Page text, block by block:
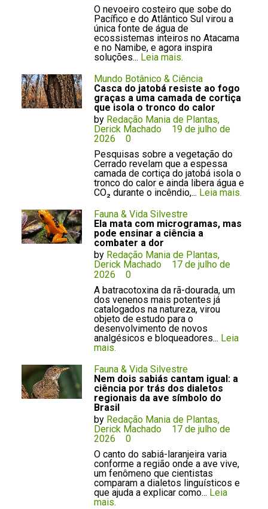
O nevoeiro costeiro que sobe do
Pacífico e do Atlântico Sul virou a
única fonte de água de
ecossistemas inteiros no Atacama
e no Namibe, e agora inspira
soluções... Leia mais.
Mundo Botânico & Ciência
Casca do jatobá resiste ao fogo
graças a uma camada de cortiça
que isola o tronco do calor
by Redação Mania de Plantas,
Derick Machado
19 de julho de
2026
0
Pesquisas sobre a vegetação do
Cerrado revelam que a espessa
camada de cortiça do jatobá isola o
tronco do calor e ainda libera água e
CO₂ durante o incêndio,... Leia mais.
Fauna & Vida Silvestre
Ela mata com microgramas, mas
pode ensinar a ciência a
combater a dor
by Redação Mania de Plantas,
Derick Machado
17 de julho de
2026
0
A batracotoxina da rã-dourada, um
dos venenos mais potentes já
catalogados na natureza, virou
objeto de estudo para o
desenvolvimento de novos
analgésicos e bloqueadores... Leia
mais.
Fauna & Vida Silvestre
Nem dois sabiás cantam igual: a
ciência por trás dos dialetos
regionais da ave símbolo do
Brasil
by Redação Mania de Plantas,
Derick Machado
17 de julho de
2026
0
O canto do sabiá-laranjeira varia
conforme a região onde a ave vive,
um fenômeno que cientistas
comparam a dialetos linguísticos e
que ajuda a explicar como... Leia
mais.